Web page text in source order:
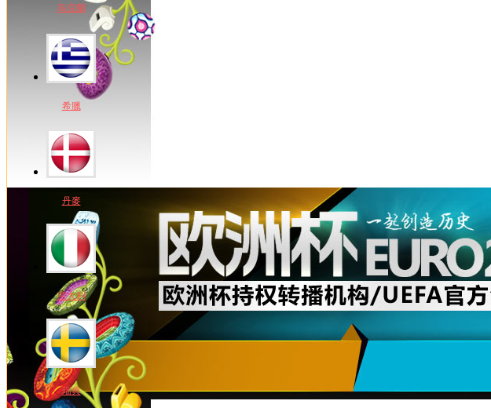
烏克蘭
希臘
丹麥
意大利
瑞典